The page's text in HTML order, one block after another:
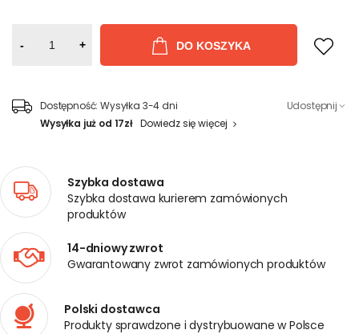
- + DO KOSZYKA
Dostępność: Wysyłka 3-4 dni
Wysyłka już od 17zł Dowiedz się więcej
Udostępnij
Szybka dostawa
Szybka dostawa kurierem zamówionych
produktów
14-dniowy zwrot
Gwarantowany zwrot zamówionych produktów
Polski dostawca
Produkty sprawdzone i dystrybuowane w Polsce